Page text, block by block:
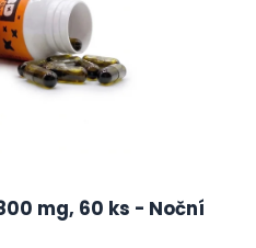
mg, 60 ks - Noční